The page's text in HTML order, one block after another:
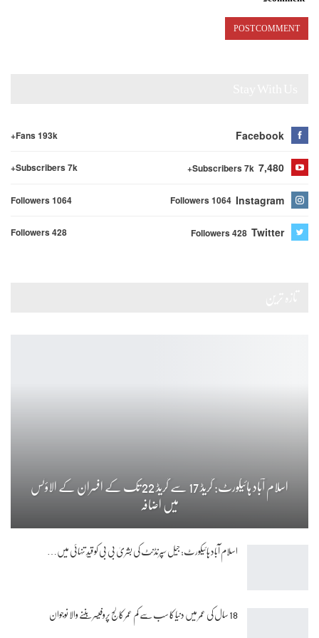
Facebook
Fans 193k+
7,480
Subscribers 7k+
Subscribers 7k+
Instagram
Followers 1064
Followers 1064
Twitter
Followers 428
Followers 428
اسلام آباد ہائیکورٹ: گریڈ 17 سے گریڈ 22 تک کے افسران کے الاؤنس
میں اضافہ
اسلام آباد ہائیکورٹ: جیل سپرنڈنٹ کی بشریٰ بی بی کو قیدِ تنہائی میں…
18 سال کی عمر میں دنیا کا سب سے کم عمر کالج پروفیسر بننے والا نوجوان